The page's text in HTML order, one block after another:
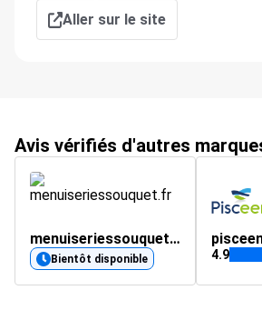
Aller sur le site
Avis vérifiés d'autres
menuiseriessouquet.fr
Bientôt disponible 4.9